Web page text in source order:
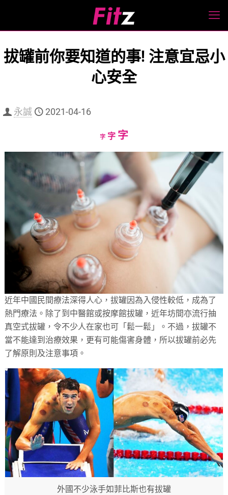
拔罐前你要知道的事! 注意宜忌小
心安全
永誠 2021-04-16
字Decrease
size.
字Reset
size.
字Increase
size.
近年中國民間療法深得人心，拔罐因為入侵性較低，成為了
熱門療法。除了到中醫館或按摩館拔罐，近年坊間亦流行抽
真空式拔罐，令不少人在家也可「鬆一鬆」。不過，拔罐不
當不能達到治療效果，更有可能傷害身體，所以拔罐前必先
了解原則及注意事項。
外國不少泳手如菲比斯也有拔罐